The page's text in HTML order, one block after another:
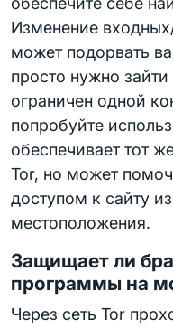
Изменение
может подорвать
просто нужно
ограничен одной
попробуйте
обеспечивает тот
Tor, но может
доступом к сайту
местоположения.
Защищает ли
программы на
Через сеть Tor